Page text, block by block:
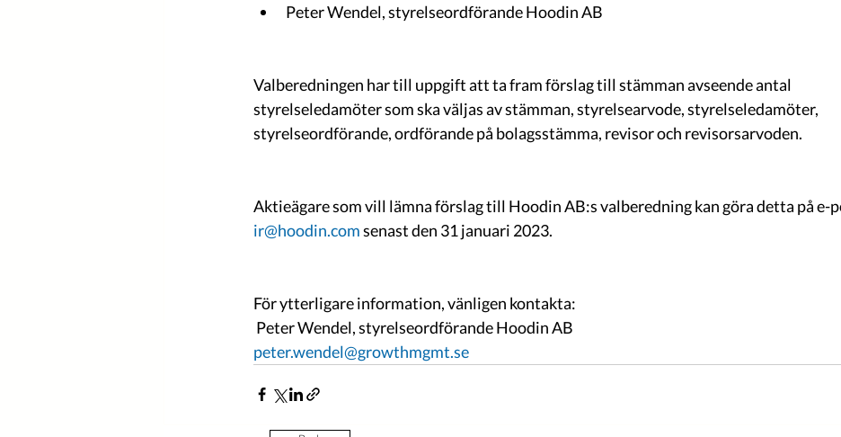
Peter Wendel, styrelseordförande Hoodin AB
Valberedningen har till uppgift att ta fram förslag till stämman avseende antal
styrelseledamöter som ska väljas av stämman, styrelsearvode, styrelseledamöter,
styrelseordförande, ordförande på bolagsstämma, revisor och revisorsarvoden.
Aktieägare som vill lämna förslag till Hoodin AB:s valberedning kan göra detta på e-
ir@hoodin.com senast den 31 januari 2023.
För ytterligare information, vänligen kontakta:
Peter Wendel, styrelseordförande Hoodin AB
peter.wendel@growthmgmt.se